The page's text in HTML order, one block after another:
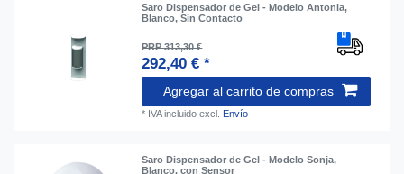
Saro Dispensador de Gel - Modelo Antonia,
Blanco, Sin Contacto
PRP 313,30 €
292,40 € *
Agregar al carrito de compras
* IVA incluido excl. Envío
Saro Dispensador de Gel - Modelo Sonja,
Blanco, con Sensor